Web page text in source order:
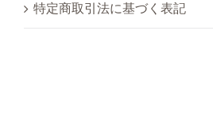
特定商取引法に基づく表記